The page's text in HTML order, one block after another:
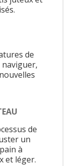
de
de
un
à
et léger.